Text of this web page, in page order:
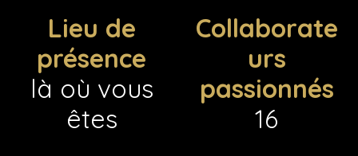
Lieu de
présence
là où vous
êtes
Collaborate
urs
passionnés
16